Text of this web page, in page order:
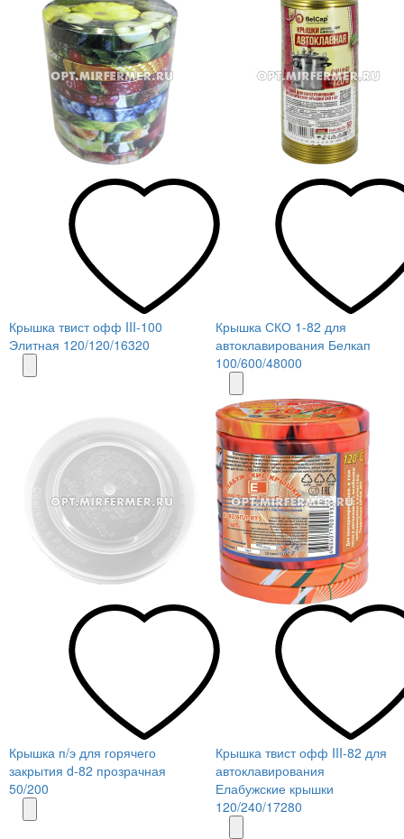
Крышка твист офф III-100
Элитная 120/120/16320
Крышка СКО 1-82 для
автоклавирования Белкап
100/600/48000
Крышка п/э для горячего
закрытия d-82 прозрачная
50/200
Крышка твист офф III-82 для
автоклавирования
Елабужские крышки
120/240/17280